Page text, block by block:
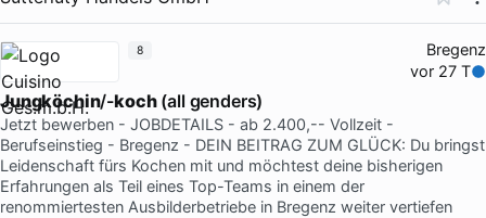
Bregenz
vor 27 T
Jungköchin/-koch(all genders)
Jetzt bewerben - JOBDETAILS - ab 2.400,-- Vollzeit -
Berufseinstieg - Bregenz - DEIN BEITRAG ZUM GLÜCK: Du bringst
Leidenschaft fürs Kochen mit und möchtest deine bisherigen
Erfahrungen als Teil eines Top-Teams in einem der
renommiertesten Ausbilderbetriebe in Bregenz weiter vertiefen
8